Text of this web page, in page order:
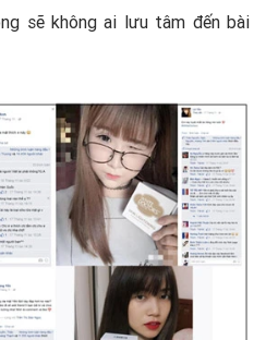
sẽ không ai lưu tâm đến bài